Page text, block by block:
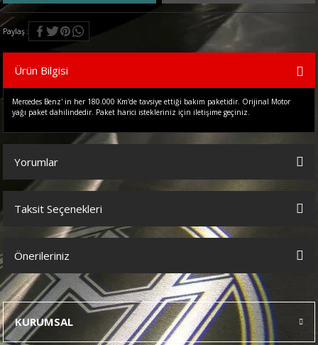
Paylaş
Ürün Bilgisi
Mercedes Benz' in her 180.000 Km'de tavsiye ettiği bakım paketidir. Orijinal Motor
yağı paket dahilindedir. Paket harici istekleriniz için iletişime geçiniz.
Yorumlar
Bu ürüne ilk yorumu siz yapın!
Taksit Seçenekleri
Önerileriniz
Bu ürünün fiyat bilgisi, resim, ürün açıklamalarında ve diğer
konularda yetersiz gördüğünüz noktaları öneri formunu kullanarak
tarafımıza iletebilirsiniz.
Görüş ve önerileriniz için teşekkür ederiz.
KURUMSAL